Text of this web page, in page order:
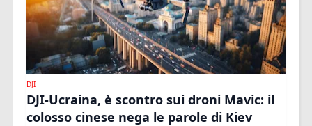
DJI
DJI-Ucraina, è scontro sui droni Mavic: il
colosso cinese nega le parole di Kiev